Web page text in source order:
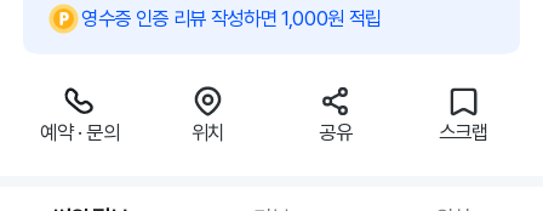
영수증 인증 리뷰 작성하면 1,000원 적립
예약 · 문의 위치 공유 스크랩